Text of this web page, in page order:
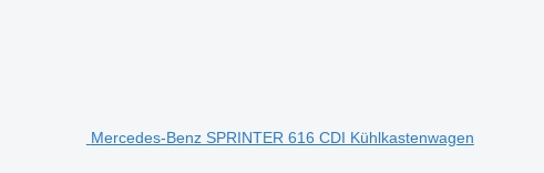
Mercedes-Benz SPRINTER 616 CDI Kühlkastenwagen